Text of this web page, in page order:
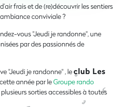
frais et de (re)découvrir les sentiers
conviviale ?
vous "Jeudi je randonne", une
par des passionnés de
"Jeudi je randonne" , leclub Les
année par leGroupe rando
sorties accessibles à toutes